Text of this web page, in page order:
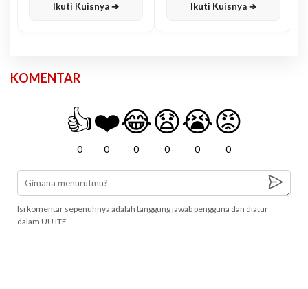
Ikuti Kuisnya ➔ Ikuti Kuisnya ➔
KOMENTAR
👍
0
❤️
0
😂
0
😧
0
😭
0
😡
0
Isi komentar sepenuhnya adalah tanggung jawab pengguna dan diatur
dalam UU ITE